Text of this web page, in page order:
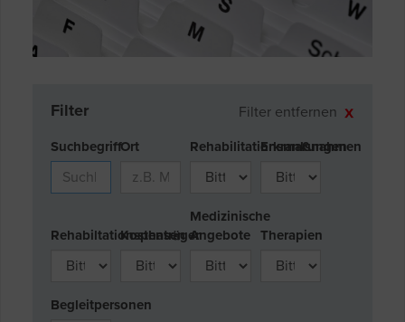
Filter Filter entfernen
SuchbegriffOrt Rehabilitationsmaßnahmen
Erkrankungen
Rehabiltationsphasen
Kostenträger
Medizinische
Angebote
Therapien
Begleitpersonen